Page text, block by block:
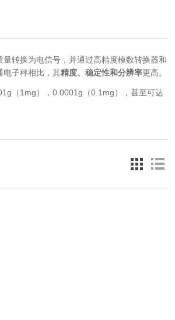
转换为电信号，并通过高精度模数转换器和
电子秤相比，其精度、稳定性和分辨率更高。
（1mg），0.0001g（0.1mg），甚至可达